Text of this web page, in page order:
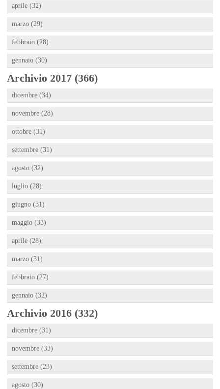
aprile (32)
marzo (29)
febbraio (28)
gennaio (30)
Archivio 2017 (366)
dicembre (34)
novembre (28)
ottobre (31)
settembre (31)
agosto (32)
luglio (28)
giugno (31)
maggio (33)
aprile (28)
marzo (31)
febbraio (27)
gennaio (32)
Archivio 2016 (332)
dicembre (31)
novembre (33)
settembre (23)
agosto (30)